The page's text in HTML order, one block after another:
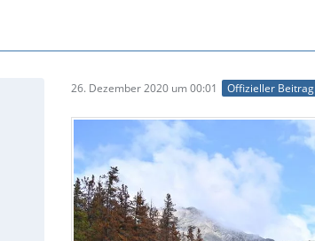
26. Dezember 2020 um 00:01 Offizieller Beitrag